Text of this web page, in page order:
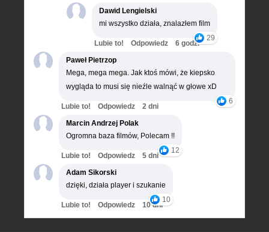
Dawid Lengielski
mi wszystko działa, znalazłem film
29
Lubie to! Odpowiedz
6 godz.
Paweł Pietrzop
Mega, mega mega. Jak ktoś mówi, że kiepsko
wygląda to musi się nieźle walnąć w głowe xD
6
Lubie to! Odpowiedz
2 dni
Marcin Andrzej Polak
Ogromna baza filmów, Polecam !!
12
Lubie to! Odpowiedz
5 dni
Adam Sikorski
dzięki, działa player i szukanie
10
Lubie to! Odpowiedz 10 dni